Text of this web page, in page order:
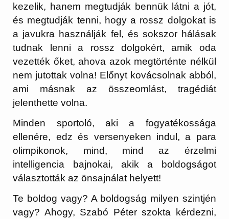
kezelik, hanem megtudják bennük látni a jót,
és megtudják tenni, hogy a rossz dolgokat is
a javukra használják fel, és sokszor hálásak
tudnak lenni a rossz dolgokért, amik oda
vezették őket, ahova azok megtörténte nélkül
nem jutottak volna! Előnyt kovácsolnak abból,
ami másnak az összeomlást, tragédiát
jelenthette volna.
Minden sportoló, aki a fogyatékossága
ellenére, edz és versenyeken indul, a para
olimpikonok, mind, mind az érzelmi
intelligencia bajnokai, akik a boldogságot
választották az önsajnálat helyett!
Te boldog vagy? A boldogság milyen szintjén
vagy? Ahogy, Szabó Péter szokta kérdezni,